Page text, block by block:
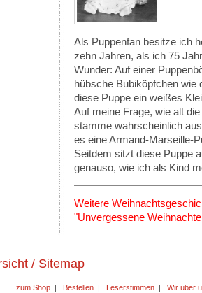
Als Puppenfan besitze ich
zehn Jahren, als ich 75
Wunder: Auf einer
hübsche Bubiköpfchen wie
diese Puppe ein weißes
Auf meine Frage, wie alt
stamme wahrscheinlich
es eine Armand-Marseille-
Seitdem sitzt diese Puppe
genauso, wie ich als Kind
Weitere
"Unvergessene
/ Sitemap
zum Shop Bestellen Leserstimmen Wir über